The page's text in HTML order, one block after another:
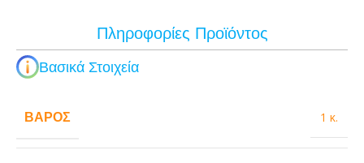
Πληροφορίες Προϊόντος
Βασικά Στοιχεία
ΒΆΡΟΣ 1 κ.